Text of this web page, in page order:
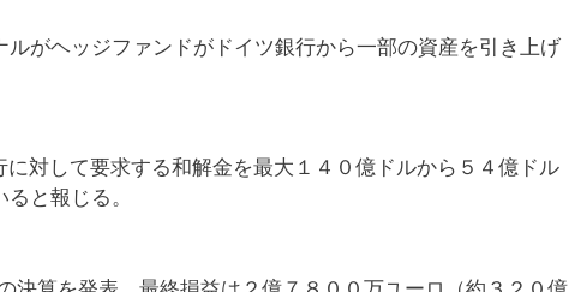
がヘッジファンドがドイツ銀行から一部の資産を引き上げ
対して要求する和解金を最大１４０億ドルから５４億ドル
と報じる。